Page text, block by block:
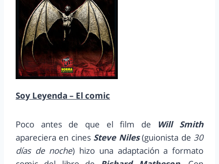
Soy Leyenda – El comic
Poco antes de que el film de
Will Smith
apareciera en cines Steve Niles(guionista de 30
días de noche) hizo una adaptación a formato